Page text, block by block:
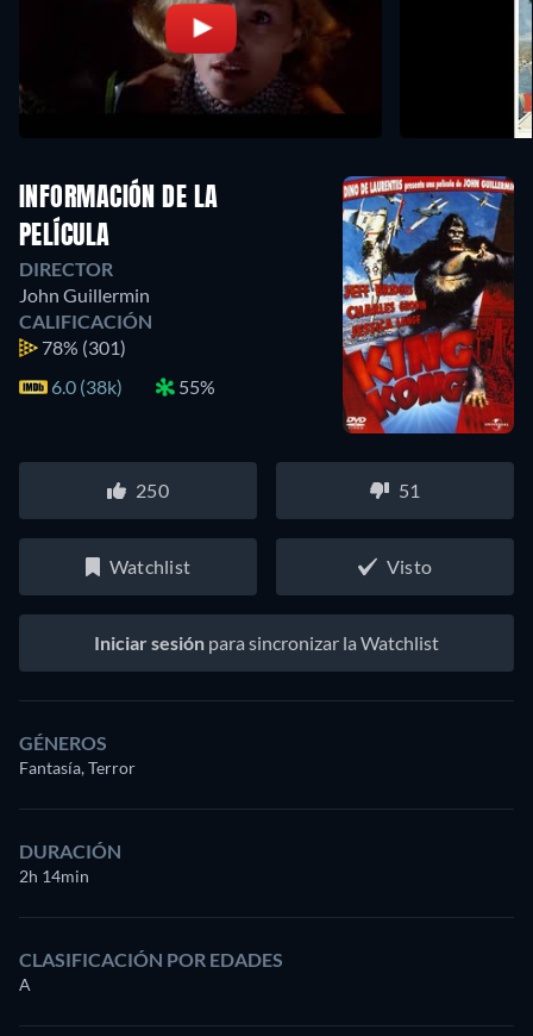
INFORMACIÓN DE LA
PELÍCULA
DIRECTOR
John Guillermin
CALIFICACIÓN
78% (301)
6.0 (38k)
55%
250 51
Watchlist Visto
Iniciar sesión para sincronizar la Watchlist
GÉNEROS
Fantasía, Terror
DURACIÓN
2h 14min
CLASIFICACIÓN POR EDADES
A